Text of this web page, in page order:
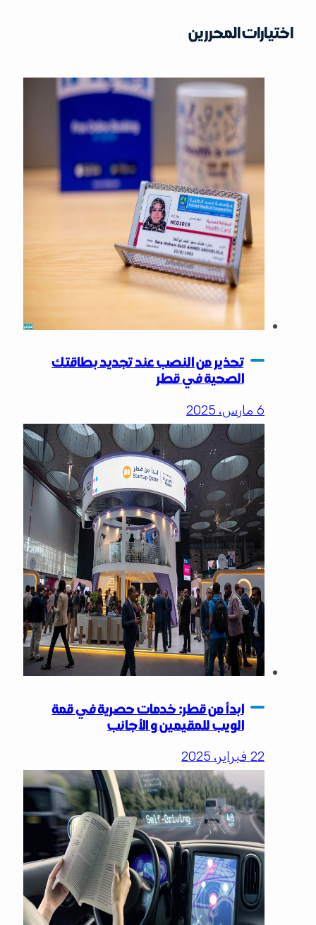
اختيارات المحررين
تحذير من النصب عند تجديد بطاقتك
الصحية في قطر
6 مارس، 2025
ابدأ من قطر: خدمات حصرية في قمة
الويب للمقيمين و الأجانب
22 فبراير، 2025